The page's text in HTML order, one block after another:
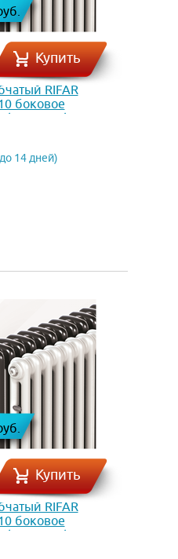
Купить
RIFAR
боковое
(RAL 9022)
14 дней)
Купить
RIFAR
боковое
(RAL 3012)